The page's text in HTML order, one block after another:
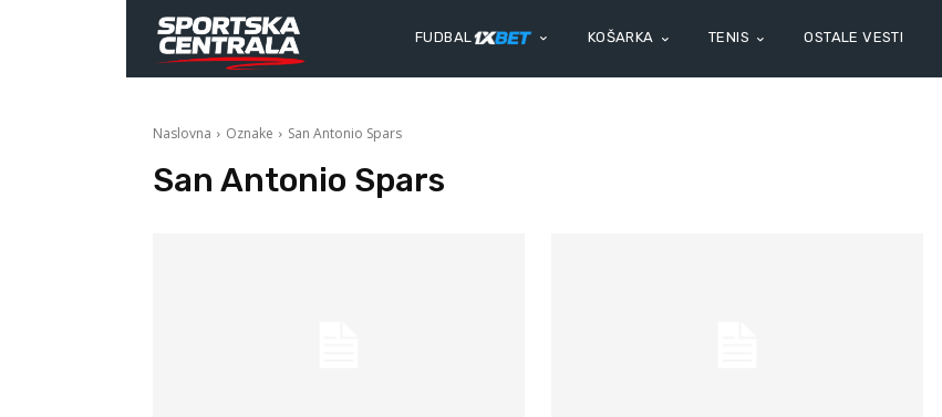
FUDBAL KOŠARKA TENIS OSTALE VESTI
Naslovna Oznake San Antonio Spars
San Antonio Spars